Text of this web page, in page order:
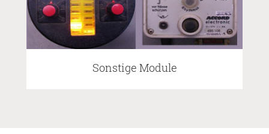
Sonstige Module